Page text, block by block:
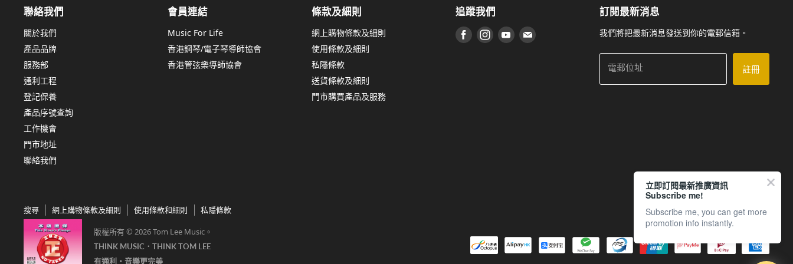
聯絡我們
關於我們
產品品牌
服務部
通利工程
登記保養
產品序號查詢
工作機會
門市地址
聯絡我們
會員連結
Music For Life
香港鋼琴/電子琴導師協會
香港管弦樂導師協會
條款及細則
網上購物條款及細則
使用條款及細則
私隱條款
送貨條款及細則
門市購買產品及服務
追蹤我們
在 Facebook 上找到我們
在 Instagram 上找到我們
在 Youtube 上找到我們
在 電子郵件 上找到我們
訂閱最新消息
我們將把最新消息發送到你的電郵信箱。
電郵位址 註冊
搜尋 網上購物條款及細則 使用條款和細則 私隱條款
版權所有 © 2026 Tom Lee Music。
THINK MUSIC．THINK TOM LEE
有通利‧音樂更完美
立即訂閱最新推廣資訊
Subscribe me!
Subscribe me, you can get more
promotion info instantly.